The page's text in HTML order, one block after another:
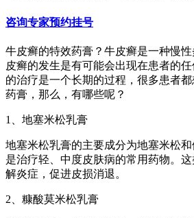
咨询专家预约挂号
牛皮癣的特效药膏？牛皮癣是一种慢
皮癣的发生是有可能会出现在患者的
的治疗是一个长期的过程，很多患者
药膏，那么，有哪些呢？
1、地塞米松乳膏
地塞米松乳膏的主要成分为地塞米松
是治疗轻、中度皮肤病的常用药物。
解炎症，促进皮损消退。
2、糠酸莫米松乳膏